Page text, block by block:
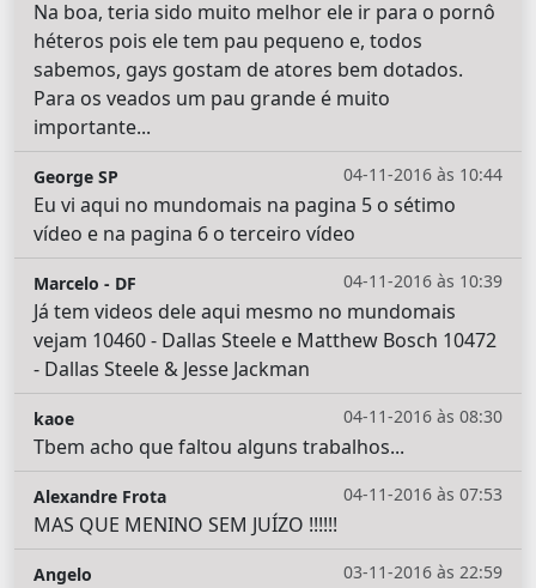
Na boa, teria sido muito melhor ele ir para o pornô
héteros pois ele tem pau pequeno e, todos
sabemos, gays gostam de atores bem dotados.
Para os veados um pau grande é muito
importante...
04-11-2016 às 10:44
George SP
Eu vi aqui no mundomais na pagina 5 o sétimo
vídeo e na pagina 6 o terceiro vídeo
04-11-2016 às 10:39
Marcelo - DF
Já tem videos dele aqui mesmo no mundomais
vejam 10460 - Dallas Steele e Matthew Bosch 10472
- Dallas Steele & Jesse Jackman
04-11-2016 às 08:30
kaoe
Tbem acho que faltou alguns trabalhos...
04-11-2016 às 07:53
Alexandre Frota
MAS QUE MENINO SEM JUÍZO !!!!!!
03-11-2016 às 22:59
Angelo